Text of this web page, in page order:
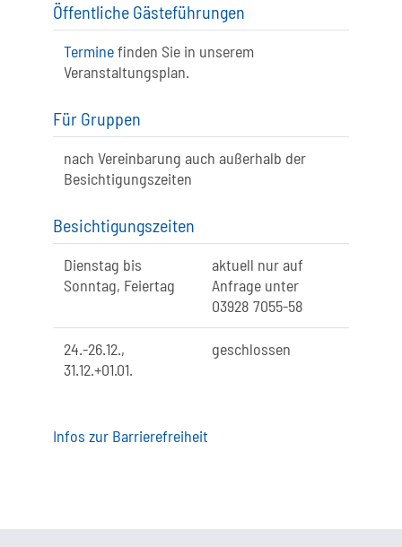
Öffentliche Gästeführungen
Terminefinden Sie in unserem
Veranstaltungsplan.
Für Gruppen
nach Vereinbarung auch außerhalb der
Besichtigungszeiten
Besichtigungszeiten
Dienstag bis
Sonntag, Feiertag
aktuell nur auf
Anfrage unter
03928 7055-58
24.-26.12.,
31.12.+01.01.
geschlossen
Infos zur Barrierefreiheit